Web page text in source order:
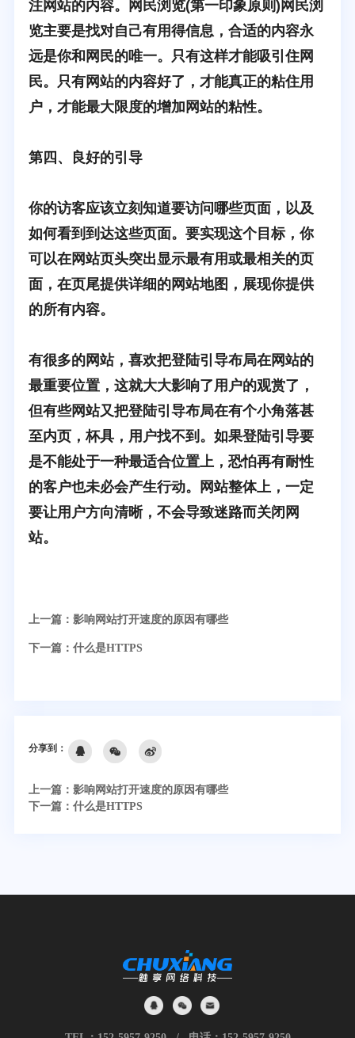
注网站的内容。网民浏览(第一印象原则)网民浏
览主要是找对自己有用得信息，合适的内容永
远是你和网民的唯一。只有这样才能吸引住网
民。只有网站的内容好了，才能真正的粘住用
户，才能最大限度的增加网站的粘性。
第四、良好的引导
你的访客应该立刻知道要访问哪些页面，以及
如何看到到达这些页面。要实现这个目标，你
可以在网站页头突出显示最有用或最相关的页
面，在页尾提供详细的网站地图，展现你提供
的所有内容。
有很多的网站，喜欢把登陆引导布局在网站的
最重要位置，这就大大影响了用户的观赏了，
但有些网站又把登陆引导布局在有个小角落甚
至内页，杯具，用户找不到。如果登陆引导要
是不能处于一种最适合位置上，恐怕再有耐性
的客户也未必会产生行动。网站整体上，一定
要让用户方向清晰，不会导致迷路而关闭网
站。
上一篇：影响网站打开速度的原因有哪些
下一篇：什么是HTTPS
分享到：
上一篇： 影响网站打开速度的原因有哪些
下一篇： 什么是HTTPS